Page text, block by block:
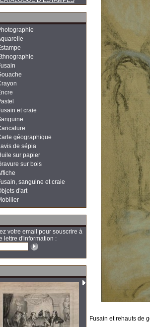
et craie
géographique
de sépia
sur papier
sur bois
sanguine et craie
d'art
votre email pour souscrire à
lettre d'information :
Fusain et rehauts de